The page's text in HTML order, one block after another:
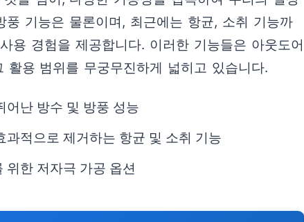
기능은 물론이며, 최근에는 항균, 소취 기능까
용 경험을 제공합니다. 이러한 기능들은 아웃도어
활용 범위를 무궁무진하게 넓히고 있습니다.
어난 방수 및 방풍 성능
적으로 제거하는 항균 및 소취 기능
위한 저자극 가공 옵션